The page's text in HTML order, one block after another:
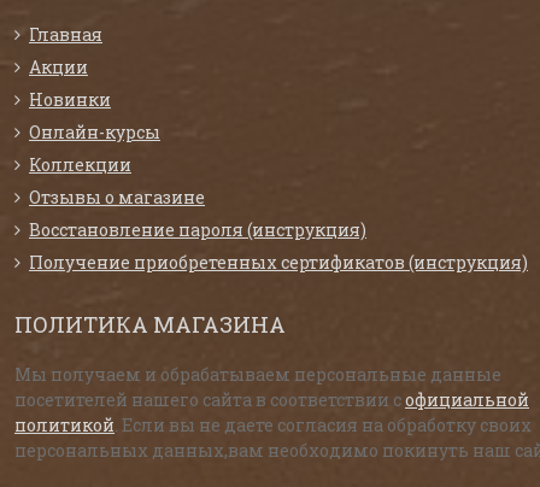
Главная
Акции
Новинки
Онлайн-курсы
Коллекции
Отзывы о магазине
Восстановление пароля (инструкция)
Получение приобретенных сертификатов (инструкция)
ПОЛИТИКА МАГАЗИНА
Мы получаем и обрабатываем персональные данные
посетителей нашего сайта в соответствии софициальной
политикой . Если вы не даете согласия на обработку своих
персональных данных,вам необходимо покинуть наш